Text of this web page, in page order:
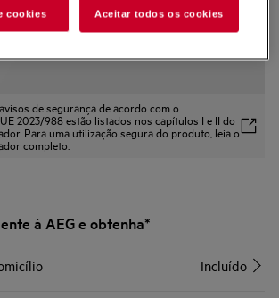
de segurança de acordo com o
2023/988 estão listados nos capítulos I e II do
Para uma utilização segura do produto, leia o
completo.
à AEG e obtenha*
Incluído
cookies Aceitar todos os cookies